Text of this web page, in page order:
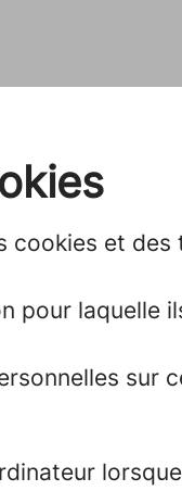
cookies et
pour laquelle
sur